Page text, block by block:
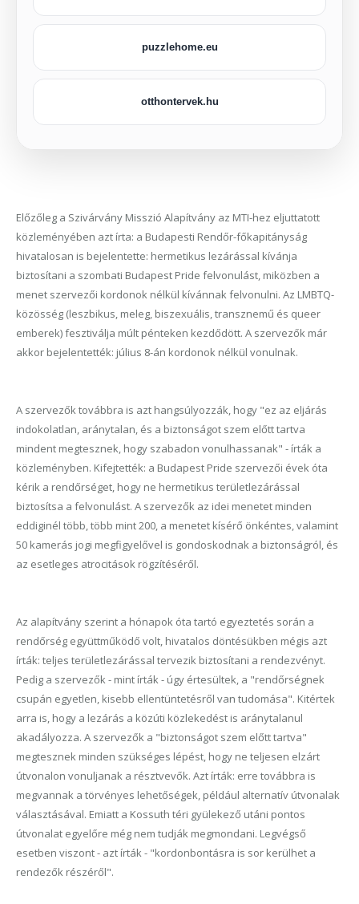
puzzlehome.eu
otthontervek.hu
Előzőleg a Szivárvány Misszió Alapítvány az MTI-hez eljuttatott
közleményében azt írta: a Budapesti Rendőr-főkapitányság
hivatalosan is bejelentette: hermetikus lezárással kívánja
biztosítani a szombati Budapest Pride felvonulást, miközben a
menet szervezői kordonok nélkül kívánnak felvonulni. Az LMBTQ-
közösség (leszbikus, meleg, biszexuális, transznemű és queer
emberek) fesztiválja múlt pénteken kezdődött. A szervezők már
akkor bejelentették: július 8-án kordonok nélkül vonulnak.
A szervezők továbbra is azt hangsúlyozzák, hogy "ez az eljárás
indokolatlan, aránytalan, és a biztonságot szem előtt tartva
mindent megtesznek, hogy szabadon vonulhassanak" - írták a
közleményben. Kifejtették: a Budapest Pride szervezői évek óta
kérik a rendőrséget, hogy ne hermetikus területlezárással
biztosítsa a felvonulást. A szervezők az idei menetet minden
eddiginél több, több mint 200, a menetet kísérő önkéntes, valamint
50 kamerás jogi megfigyelővel is gondoskodnak a biztonságról, és
az esetleges atrocitások rögzítéséről.
Az alapítvány szerint a hónapok óta tartó egyeztetés során a
rendőrség együttműködő volt, hivatalos döntésükben mégis azt
írták: teljes területlezárással tervezik biztosítani a rendezvényt.
Pedig a szervezők - mint írták - úgy értesültek, a "rendőrségnek
csupán egyetlen, kisebb ellentüntetésről van tudomása". Kitértek
arra is, hogy a lezárás a közúti közlekedést is aránytalanul
akadályozza. A szervezők a "biztonságot szem előtt tartva"
megtesznek minden szükséges lépést, hogy ne teljesen elzárt
útvonalon vonuljanak a résztvevők. Azt írták: erre továbbra is
megvannak a törvényes lehetőségek, például alternatív útvonalak
választásával. Emiatt a Kossuth téri gyülekező utáni pontos
útvonalat egyelőre még nem tudják megmondani. Legvégső
esetben viszont - azt írták - "kordonbontásra is sor kerülhet a
rendezők részéről".